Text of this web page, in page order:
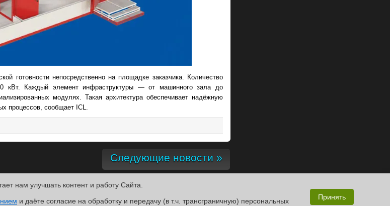
готовности непосредственно на площадке заказчика. Количество
кВт. Каждый элемент инфраструктуры — от машинного зала до
модулях. Такая архитектура обеспечивает надёжную
процессов, сообщает ICL.
Следующие новости »
нам улучшать контент и работу Cайта.
и даёте согласие на обработку и передачу (в т.ч. трансграничную) персональных
Принять